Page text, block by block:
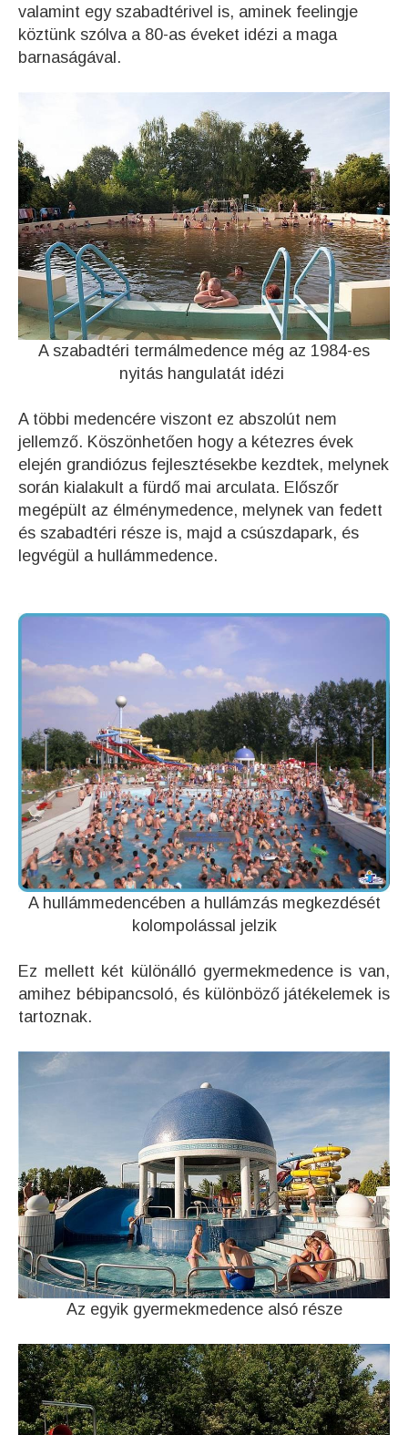
valamint egy szabadtérivel is, aminek feelingje
köztünk szólva a 80-as éveket idézi a maga
barnaságával.
A szabadtéri termálmedence még az 1984-es
nyitás hangulatát idézi
A többi medencére viszont ez abszolút nem
jellemző. Köszönhetően hogy a kétezres évek
elején grandiózus fejlesztésekbe kezdtek, melynek
során kialakult a fürdő mai arculata. Előszőr
megépült az élménymedence, melynek van fedett
és szabadtéri része is, majd a csúszdapark, és
legvégül a hullámmedence.
A hullámmedencében a hullámzás megkezdését
kolompolással jelzik
Ez mellett két különálló gyermekmedence is van,
amihez bébipancsoló, és különböző játékelemek is
tartoznak.
Az egyik gyermekmedence alsó része